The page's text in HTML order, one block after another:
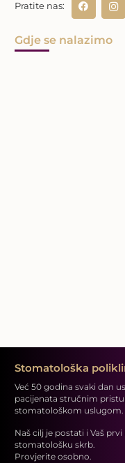
Pratite nas:
Gdje se nalazimo
Stomatološka
Već 50 godina svaki dan
pacijenata stručnim
stomatološkom uslugom.
Naš cilj je postati i Vaš
stomatološku skrb.
Provjerite osobno.